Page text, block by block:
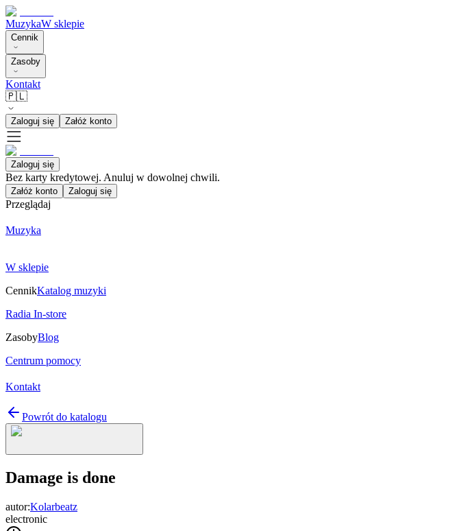
MuzykaW sklepie
Cennik
Zasoby
Kontakt
🇵🇱
Zaloguj się Załóż konto
Zaloguj się
Bez karty kredytowej. Anuluj w dowolnej chwili.
Załóż konto Zaloguj się
Przeglądaj
Muzyka
W sklepie
CennikKatalog muzyki
Radia In-store
ZasobyBlog
Centrum pomocy
Kontakt
Powrót do katalogu
Damage is done
autor:Kolarbeatz
electronic